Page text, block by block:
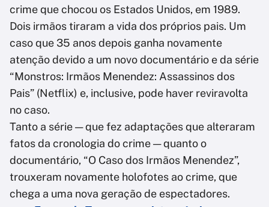
crime que chocou os Estados Unidos, em 1989.
Dois irmãos tiraram a vida dos próprios pais. Um
caso que 35 anos depois ganha novamente
atenção devido a um novo documentário e da série
“Monstros: Irmãos Menendez: Assassinos dos
Pais” (Netflix) e, inclusive, pode haver reviravolta
no caso.
Tanto a série — que fez adaptações que alteraram
fatos da cronologia do crime — quanto o
documentário, “O Caso dos Irmãos Menendez”,
trouxeram novamente holofotes ao crime, que
chega a uma nova geração de espectadores.